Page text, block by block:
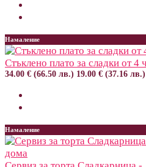
Намаление
Стъклено плато за сладки от 4
34.00 € (66.50 лв.) 19.00 € (37.16 лв.)
Намаление